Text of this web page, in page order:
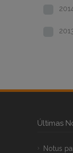
Últimas
Notus